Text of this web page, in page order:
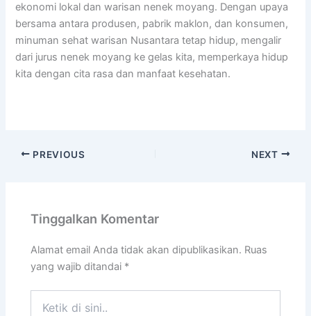
ekonomi lokal dan warisan nenek moyang. Dengan upaya
bersama antara produsen, pabrik maklon, dan konsumen,
minuman sehat warisan Nusantara tetap hidup, mengalir
dari jurus nenek moyang ke gelas kita, memperkaya hidup
kita dengan cita rasa dan manfaat kesehatan.
PREVIOUS NEXT
Tinggalkan Komentar
Alamat email Anda tidak akan dipublikasikan. Ruas
yang wajib ditandai *